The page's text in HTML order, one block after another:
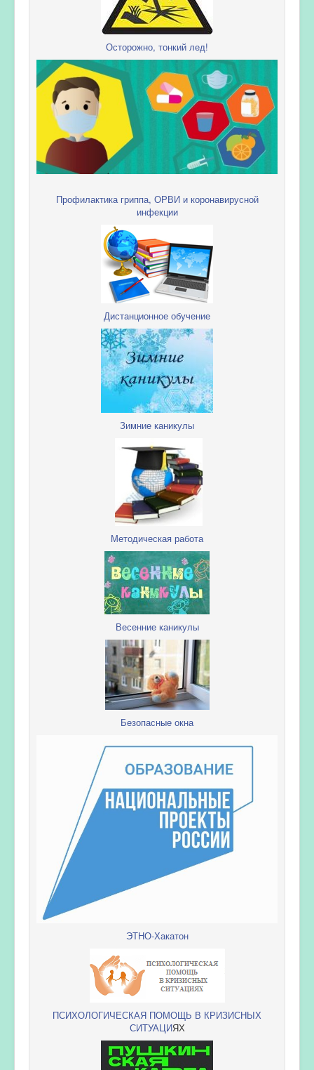
Осторожно, тонкий лед!
Профилактика гриппа, ОРВИ и коронавирусной
инфекции
Дистанционное обучение
Зимние каникулы
Методическая работа
Весенние каникулы
Безопасные окна
ЭТНО-Хакатон
ПСИХОЛОГИЧЕСКАЯ ПОМОЩЬ В КРИЗИСНЫХ
СИТУАЦИЯХ